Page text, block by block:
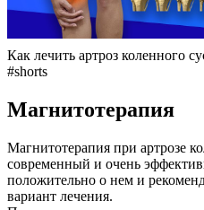
Как лечить артроз коленного
#shorts
Магнитотерапия
Магнитотерапия при артрозе
современный и очень
положительно о нем и
вариант лечения.